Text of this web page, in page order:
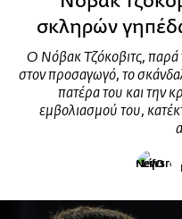
σκληρών
Ο Νόβακ Τζόκοβιτς, παρά
στον προσαγωγό, το
πατέρα του και την
εμβολιασμού του,